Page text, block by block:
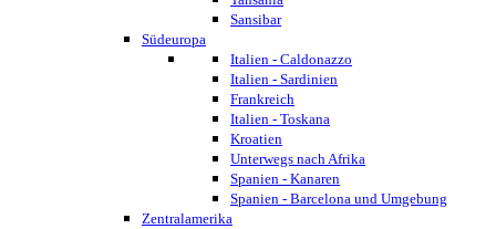
Sansibar
Südeuropa
Italien - Caldonazzo
Italien - Sardinien
Frankreich
Italien - Toskana
Kroatien
Unterwegs nach Afrika
Spanien - Kanaren
Spanien - Barcelona und Umgebung
Zentralamerika